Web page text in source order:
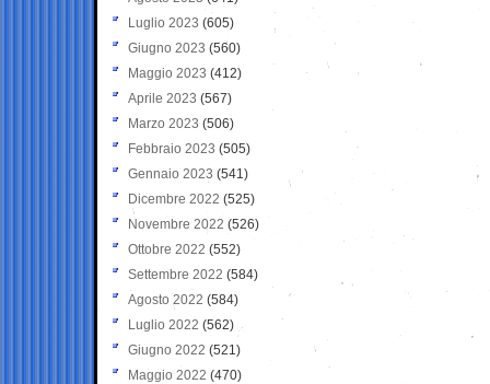
Luglio 2023 (605)
Giugno 2023 (560)
Maggio 2023 (412)
Aprile 2023 (567)
Marzo 2023 (506)
Febbraio 2023 (505)
Gennaio 2023 (541)
Dicembre 2022 (525)
Novembre 2022 (526)
Ottobre 2022 (552)
Settembre 2022 (584)
Agosto 2022 (584)
Luglio 2022 (562)
Giugno 2022 (521)
Maggio 2022 (470)